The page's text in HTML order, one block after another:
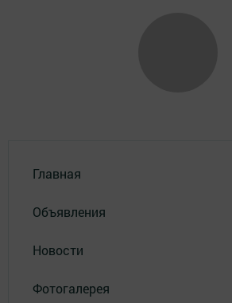
Главная
Объявления
Новости
Фотогалерея